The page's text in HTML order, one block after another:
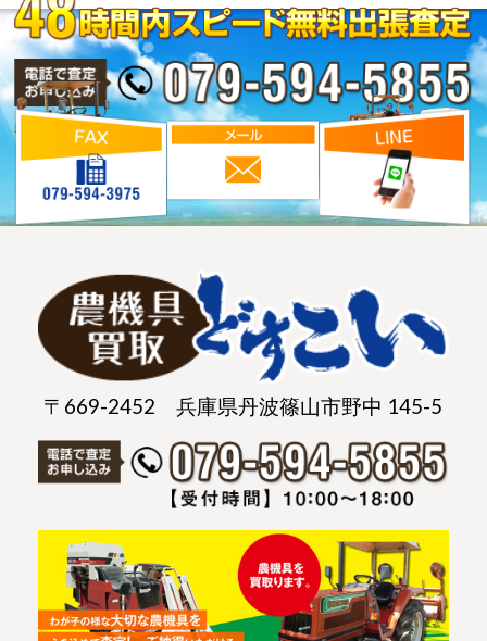
〒669-2452 兵庫県丹波篠山市野中 145-5